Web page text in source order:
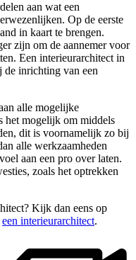
aan wat een
Op de eerste
in kaart te brengen.
zijn om de aannemer voor
Een interieurarchitect in
inrichting van een
alle mogelijke
het mogelijk om middels
dit is voornamelijk zo bij
alle werkzaamheden
aan een pro over laten.
zoals het optrekken
Kijk dan eens op
een interieurarchitect.